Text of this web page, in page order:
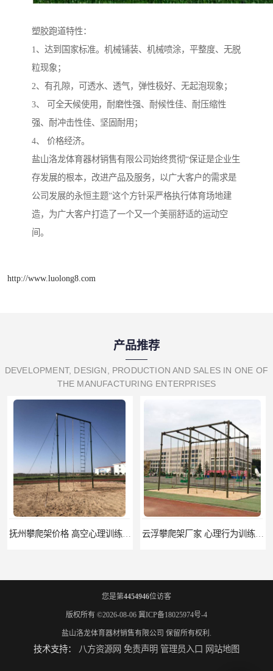
塑胶跑道特性：
1、达到国家标准。机械铺装、机械喷涂，平整度、无脱
粒现象；
2、有孔隙，可透水、透气，弹性极好、无起泡现象；
3、 可全天候使用，耐磨性强、耐候性佳、耐压缩性
强、耐冲击性佳、坚固耐用；
4、 价格经济。
盐山洛龙体育器材销售有限公司始终贯彻“保证是企业生
存发展的根本，改进产品及服务，以广大客户的需求是
公司发展的永恒主题”这个方针采严格执行体育场地建
造，为广大客户打造了一个又一个美丽舒适的运动空
间。
http://www.luolong8.com
产品推荐
DEVELOPMENT, DESIGN, PRODUCTION AND SALES IN ONE OF
THE MANUFACTURING ENTERPRISES
濮阳攀爬架价格 训练攀爬架 批发价格
您是第4454946位访客
版权所有 ©2026-08-06 冀ICP备18025974号-4
盐山洛龙体育器材销售有限公司 保留所有权利.
技术支持： 八方资源网 免责声明 管理员入口 网站地图